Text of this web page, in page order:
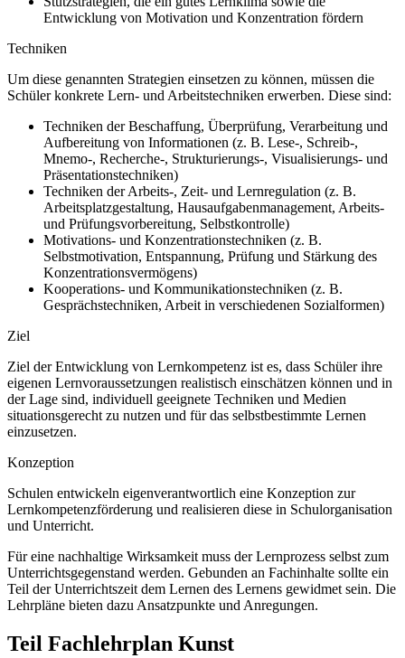
Entwicklung von Motivation und Konzentration fördern
Techniken
Um diese genannten Strategien einsetzen zu können, müssen die
Schüler konkrete Lern- und Arbeitstechniken erwerben. Diese sind:
Techniken der Beschaffung, Überprüfung, Verarbeitung und
Aufbereitung von Informationen (z. B. Lese-, Schreib-,
Mnemo-, Recherche-, Strukturierungs-, Visualisierungs- und
Präsentationstechniken)
Techniken der Arbeits-, Zeit- und Lernregulation (z. B.
Arbeitsplatzgestaltung, Hausaufgabenmanagement, Arbeits-
und Prüfungsvorbereitung, Selbstkontrolle)
Motivations- und Konzentrationstechniken (z. B.
Selbstmotivation, Entspannung, Prüfung und Stärkung des
Konzentrationsvermögens)
Kooperations- und Kommunikationstechniken (z. B.
Gesprächstechniken, Arbeit in verschiedenen Sozialformen)
Ziel
Ziel der Entwicklung von Lernkompetenz ist es, dass Schüler ihre
eigenen Lernvoraussetzungen realistisch einschätzen können und in
der Lage sind, individuell geeignete Techniken und Medien
situationsgerecht zu nutzen und für das selbstbestimmte Lernen
einzusetzen.
Konzeption
Schulen entwickeln eigenverantwortlich eine Konzeption zur
Lernkompetenzförderung und realisieren diese in Schulorganisation
und Unterricht.
Für eine nachhaltige Wirksamkeit muss der Lernprozess selbst zum
Unterrichtsgegenstand werden. Gebunden an Fachinhalte sollte ein
Teil der Unterrichtszeit dem Lernen des Lernens gewidmet sein. Die
Lehrpläne bieten dazu Ansatzpunkte und Anregungen.
Teil Fachlehrplan Kunst